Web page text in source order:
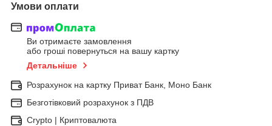
Умови оплати
Ви отримаєте замовлення
або гроші повернуться на вашу картку
Детальніше
Розрахунок на картку Приват Банк, Моно Банк
Безготівковий розрахунок з ПДВ
Crypto | Криптовалюта